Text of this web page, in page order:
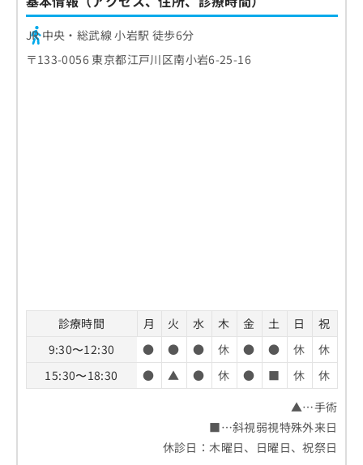
JR 中央・総武線 小岩駅 徒歩6分
〒133-0056 東京都江戸川区南小岩6-25-16
診療時間 月 火 水 木 金 土 日
祝
9:30〜12:30
● ● ● 休 ● ● 休
休
15:30〜18:30
● ▲ ● 休 ● ■ 休
休
▲…手術
■…斜視弱視特殊外来日
休診日：木曜日、日曜日、祝祭日